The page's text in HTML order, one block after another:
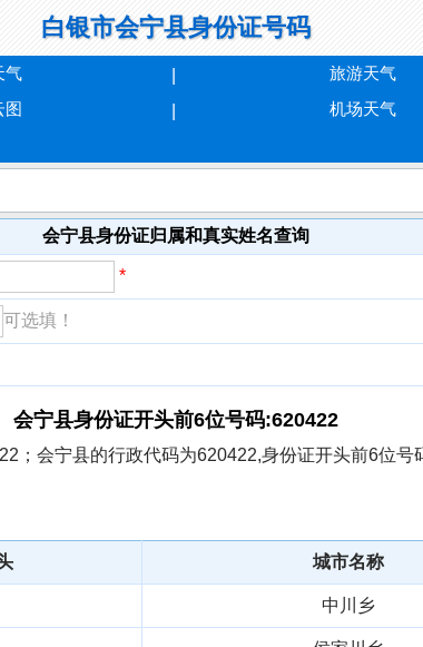
白银市会宁县身份证号码
气 旅游天气
图 机场天气
会宁县身份证归属和真实姓名查询
*
可选填！
会宁县身份证开头前6位号码:620422
；会宁县的行政代码为620422,身份证开头前6位
城市名称
中川乡